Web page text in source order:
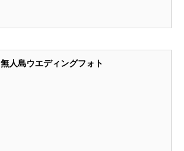
無人島ウエディングフォト